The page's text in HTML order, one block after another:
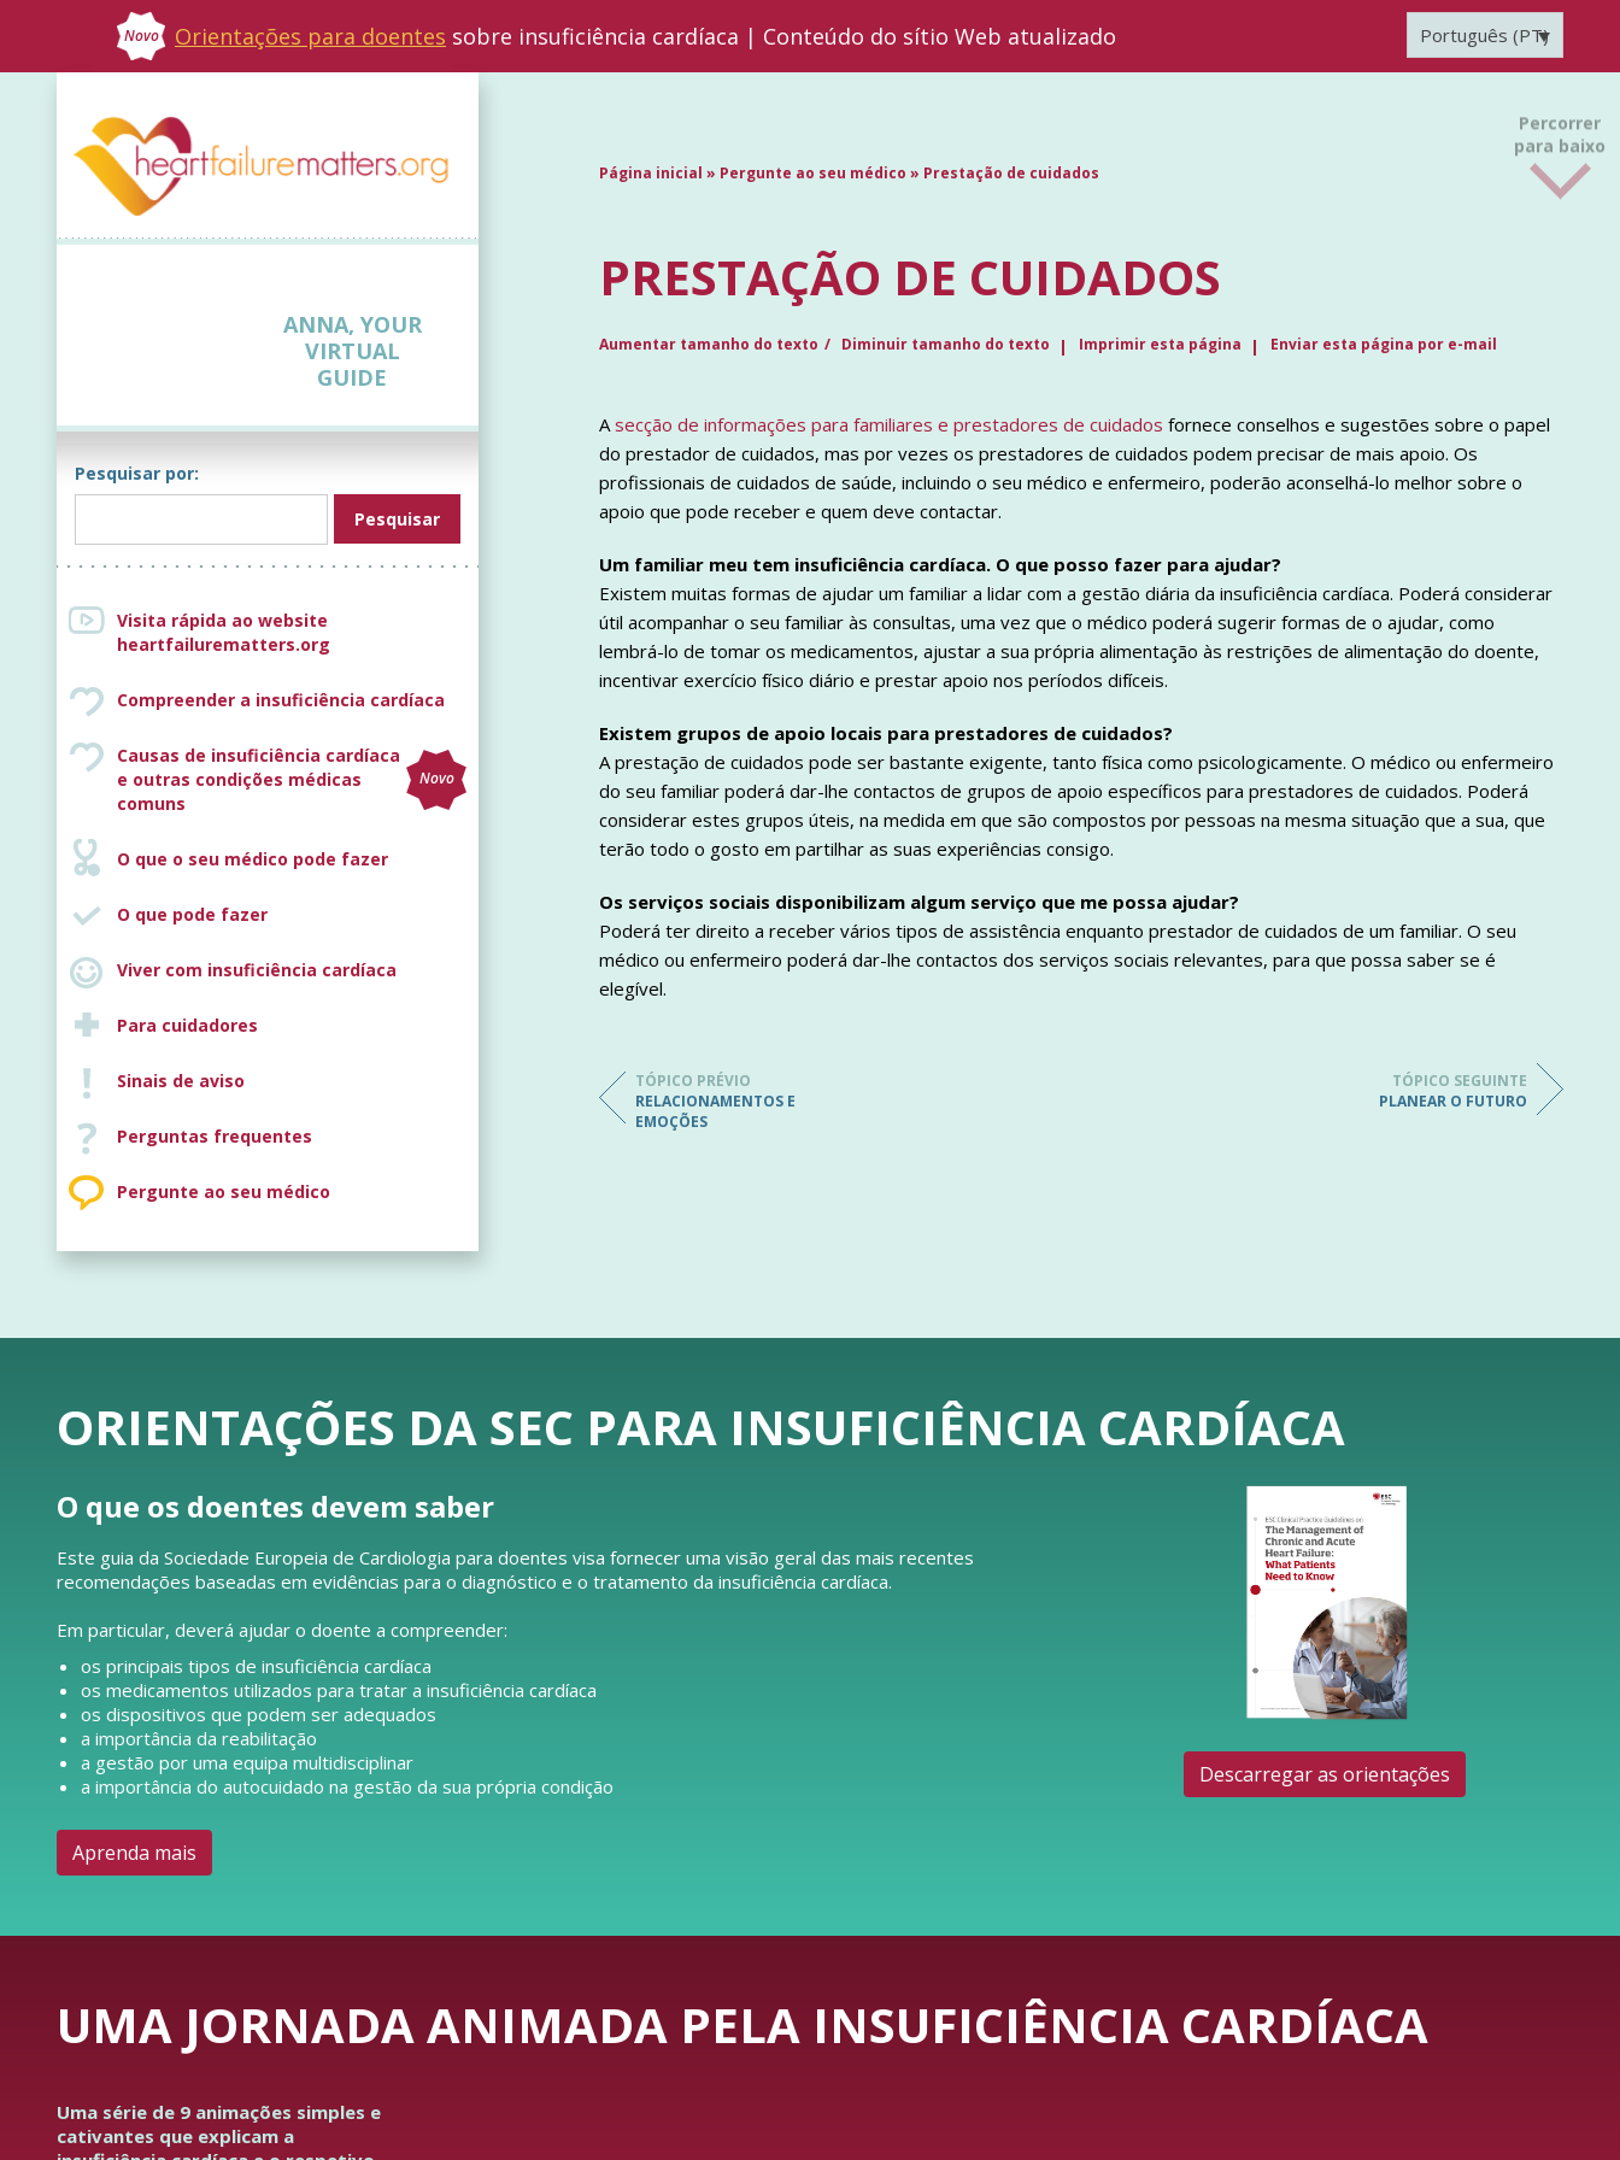
Novo Orientações para doentes sobre insuficiência cardíaca | Conteúdo do sítio Web atualizado Português (PT)
ANNA, YOUR
VIRTUAL
GUIDE
Pesquisar por:
Visita rápida ao website
heartfailurematters.org
Compreender a insuficiência cardíaca
Causas de insuficiência cardíaca
e outras condições médicas
comuns
Novo
O que o seu médico pode fazer
O que pode fazer
Viver com insuficiência cardíaca
Para cuidadores
Sinais de aviso
Perguntas frequentes
Pergunte ao seu médico
Página inicial » Pergunte ao seu médico » Prestação de cuidados
PRESTAÇÃO DE CUIDADOS
Aumentar tamanho do texto Diminuir tamanho do texto Imprimir esta página Enviar esta página por e-mail
Asecção de informações para familiares e prestadores de cuidados fornece conselhos e sugestões sobre o papel
do prestador de cuidados, mas por vezes os prestadores de cuidados podem precisar de mais apoio. Os
profissionais de cuidados de saúde, incluindo o seu médico e enfermeiro, poderão aconselhá-lo melhor sobre o
apoio que pode receber e quem deve contactar.
Um familiar meu tem insuficiência cardíaca. O que posso fazer para ajudar?
Existem muitas formas de ajudar um familiar a lidar com a gestão diária da insuficiência cardíaca. Poderá considerar
útil acompanhar o seu familiar às consultas, uma vez que o médico poderá sugerir formas de o ajudar, como
lembrá-lo de tomar os medicamentos, ajustar a sua própria alimentação às restrições de alimentação do doente,
incentivar exercício físico diário e prestar apoio nos períodos difíceis.
Existem grupos de apoio locais para prestadores de cuidados?
A prestação de cuidados pode ser bastante exigente, tanto física como psicologicamente. O médico ou enfermeiro
do seu familiar poderá dar-lhe contactos de grupos de apoio específicos para prestadores de cuidados. Poderá
considerar estes grupos úteis, na medida em que são compostos por pessoas na mesma situação que a sua, que
terão todo o gosto em partilhar as suas experiências consigo.
Os serviços sociais disponibilizam algum serviço que me possa ajudar?
Poderá ter direito a receber vários tipos de assistência enquanto prestador de cuidados de um familiar. O seu
médico ou enfermeiro poderá dar-lhe contactos dos serviços sociais relevantes, para que possa saber se é
elegível.
TÓPICO PRÉVIO
RELACIONAMENTOS E
EMOÇÕES
TÓPICO SEGUINTE
PLANEAR O FUTURO
ORIENTAÇÕES DA SEC PARA INSUFICIÊNCIA CARDÍACA
O que os doentes devem saber
Este guia da Sociedade Europeia de Cardiologia para doentes visa fornecer uma visão geral das mais recentes
recomendações baseadas em evidências para o diagnóstico e o tratamento da insuficiência cardíaca.
Em particular, deverá ajudar o doente a compreender:
os principais tipos de insuficiência cardíaca
os medicamentos utilizados para tratar a insuficiência cardíaca
os dispositivos que podem ser adequados
a importância da reabilitação
a gestão por uma equipa multidisciplinar
a importância do autocuidado na gestão da sua própria condição
Aprenda mais
Descarregar as orientações
UMA JORNADA ANIMADA PELA INSUFICIÊNCIA CARDÍACA
Uma série de 9 animações simples e
cativantes que explicam a
Percorrer
para baixo